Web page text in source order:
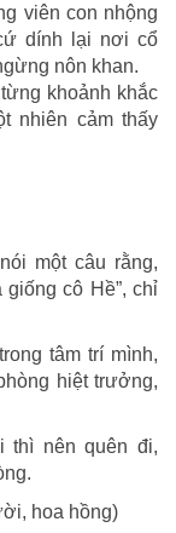
viên con nhộng
dính lại nơi cổ
nôn khan.
khoảnh khắc
nhiên cảm thấy
một câu rằng,
cô Hề”, chỉ
tâm trí mình,
hiệt trưởng,
thì nên quên đi,
hoa hồng)